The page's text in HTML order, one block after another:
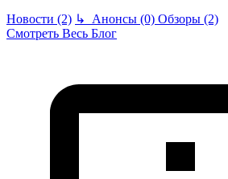
Новости (2) ↳ Анонсы (0) Обзоры (2)
Смотреть Весь Блог